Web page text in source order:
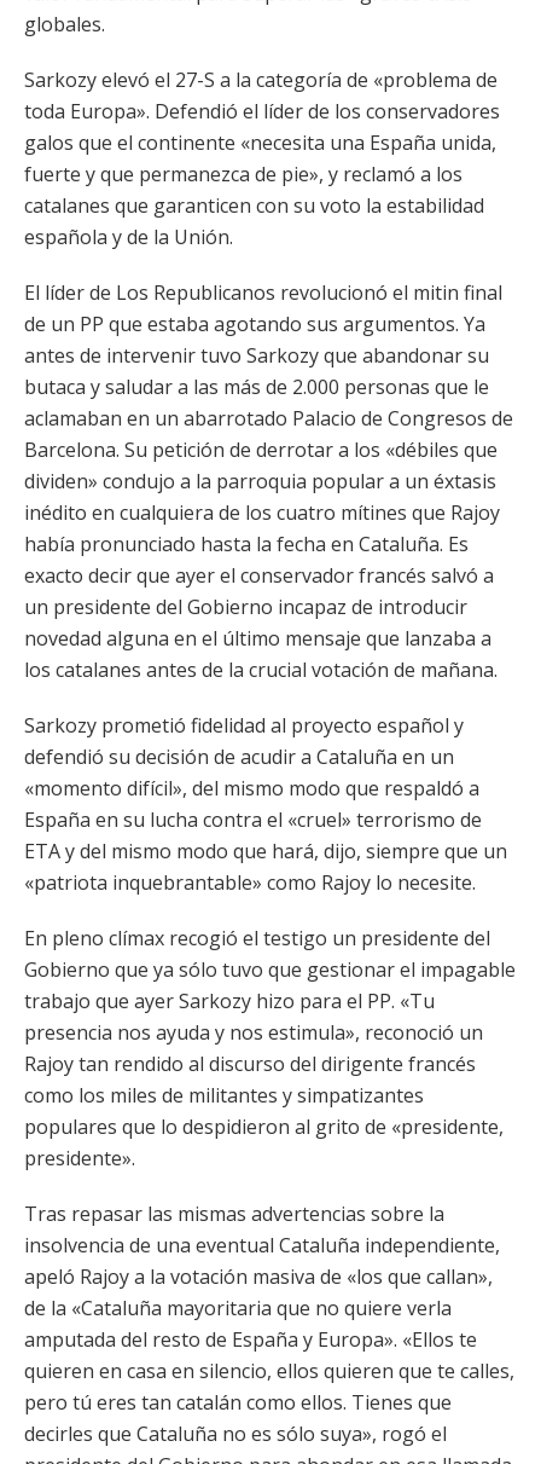
globales.
Sarkozy elevó el 27-S a la categoría de «problema de
toda Europa». Defendió el líder de los conservadores
galos que el continente «necesita una España unida,
fuerte y que permanezca de pie», y reclamó a los
catalanes que garanticen con su voto la estabilidad
española y de la Unión.
El líder de Los Republicanos revolucionó el mitin final
de un PP que estaba agotando sus argumentos. Ya
antes de intervenir tuvo Sarkozy que abandonar su
butaca y saludar a las más de 2.000 personas que le
aclamaban en un abarrotado Palacio de Congresos de
Barcelona. Su petición de derrotar a los «débiles que
dividen» condujo a la parroquia popular a un éxtasis
inédito en cualquiera de los cuatro mítines que Rajoy
había pronunciado hasta la fecha en Cataluña. Es
exacto decir que ayer el conservador francés salvó a
un presidente del Gobierno incapaz de introducir
novedad alguna en el último mensaje que lanzaba a
los catalanes antes de la crucial votación de mañana.
Sarkozy prometió fidelidad al proyecto español y
defendió su decisión de acudir a Cataluña en un
«momento difícil», del mismo modo que respaldó a
España en su lucha contra el «cruel» terrorismo de
ETA y del mismo modo que hará, dijo, siempre que un
«patriota inquebrantable» como Rajoy lo necesite.
En pleno clímax recogió el testigo un presidente del
Gobierno que ya sólo tuvo que gestionar el impagable
trabajo que ayer Sarkozy hizo para el PP. «Tu
presencia nos ayuda y nos estimula», reconoció un
Rajoy tan rendido al discurso del dirigente francés
como los miles de militantes y simpatizantes
populares que lo despidieron al grito de «presidente,
presidente».
Tras repasar las mismas advertencias sobre la
insolvencia de una eventual Cataluña independiente,
apeló Rajoy a la votación masiva de «los que callan»,
de la «Cataluña mayoritaria que no quiere verla
amputada del resto de España y Europa». «Ellos te
quieren en casa en silencio, ellos quieren que te calles,
pero tú eres tan catalán como ellos. Tienes que
decirles que Cataluña no es sólo suya», rogó el